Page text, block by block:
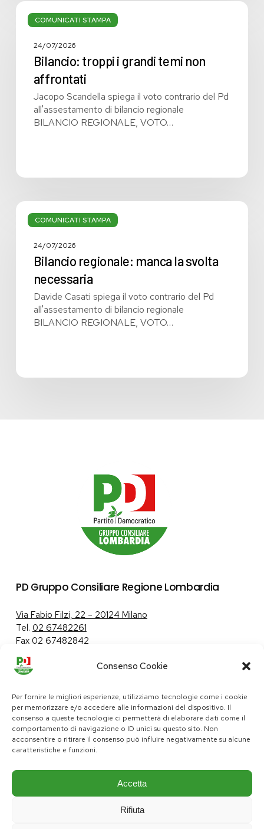
Consenso Cookie
Per fornire le migliori esperienze, utilizziamo tecnologie come i cookie
per memorizzare e/o accedere alle informazioni del dispositivo. Il
consenso a queste tecnologie ci permetterà di elaborare dati come il
comportamento di navigazione o ID unici su questo sito. Non
acconsentire o ritirare il consenso può influire negativamente su alcune
caratteristiche e funzioni.
Accetta
Rifiuta
COMUNICATI STAMPA
Bilancio:
troppi
grandi
affrontati
24/07/2026
Bilancio: troppi i grandi temi non
affrontati
Jacopo Scandella spiega il voto contrario del Pd
all'assestamento di bilancio regionale
BILANCIO REGIONALE, VOTO…
COMUNICATI STAMPA
Bilancio
regionale:
svolta
24/07/2026
Bilancio regionale: manca la svolta
necessaria
Davide Casati spiega il voto contrario del Pd
all'assestamento di bilancio regionale
BILANCIO REGIONALE, VOTO…
PD Gruppo Consiliare Regione Lombardia
Via Fabio Filzi, 22 – 20124 Milano
Tel. 02 67482261
Fax 02 67482842
Tutela dei dati personali|Politica sui cookie
pd@consiglio.regione.lombardia.it
ufficiostampa.pd@consiglio.regione.lombardia.it
Pagine Facebook Gruppo Consiliare PD LombardiaPagina Messenger Gruppo Consiliare PD LombardiaPagina Instagram Gruppo PD LombardiaPagina Youtube Gruppo PD Lombardia